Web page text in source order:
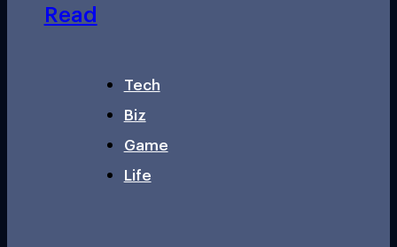
Read
Tech
Biz
Game
Life